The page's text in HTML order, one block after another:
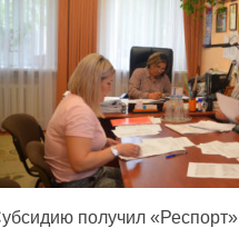
получил «Респорт»